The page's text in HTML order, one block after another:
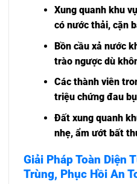
Xung quanh khu
có nước thải, cặn
Bồn cầu xả nước
trào ngược dù
Các thành viên
triệu chứng đau
Đất xung quanh
nhẹ, ẩm ướt bất
Giải Pháp Toàn Diện
Trùng, Phục Hồi An